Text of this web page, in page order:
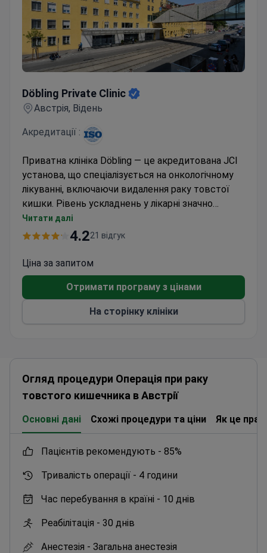
Döbling Private Clinic
Австрія, Відень
Акредитації :
Приватна клініка Döbling — це акредитована JCI
установа, що спеціалізується на онкологічному
лікуванні, включаючи видалення раку товстої
кишки. Рівень ускладнень у лікарні значно
нижчий за галузеві стандарти, що забезпечує
високий рівень безпеки пацієнтів. Хоча
вказаний, клініка пропонує комплексні послуги
хірургічної онкології з мультидисциплінарним
Читати далі
4.221 відгук
Ціна за запитом
Отримати програму з цінами
На сторінку клініки
Огляд процедури Операція при раку
товстого кишечника в Австрії
Основні дані Схожі процедури та ціни Як це
пацієнтів рекомендують - 85%
Тривалість операції - 4 години
Час перебування в країні - 10 днів
Реабілітація - 30 днів
Анестезія - Загальна анестезія